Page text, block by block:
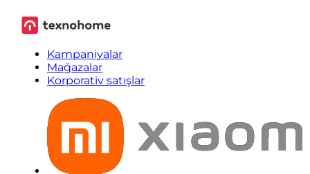
Kampaniyalar
Mağazalar
Korporativ satışlar